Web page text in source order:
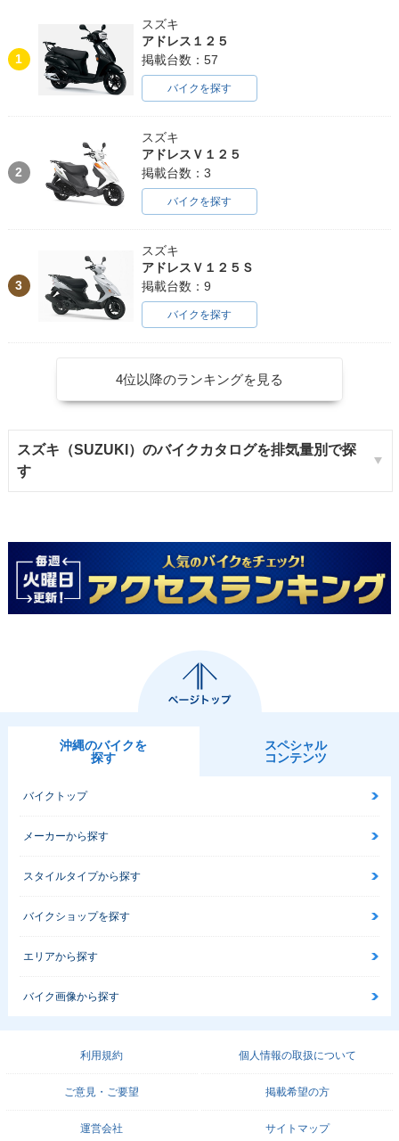
1
スズキ
アドレス１２５
掲載台数：57
バイクを探す
2
スズキ
アドレスＶ１２５
掲載台数：3
バイクを探す
3
スズキ
アドレスＶ１２５Ｓ
掲載台数：9
バイクを探す
4位以降のランキングを見る
スズキ（SUZUKI）のバイクカタログを排気量別で探
す
沖縄のバイクを
探す
スペシャル
コンテンツ
バイクトップ
メーカーから探す
スタイルタイプから探す
バイクショップを探す
エリアから探す
バイク画像から探す
利用規約 個人情報の取扱について
ご意見・ご要望 掲載希望の方
運営会社 サイトマップ